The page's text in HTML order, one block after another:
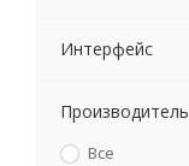
Интерфейс
Производитель
Все